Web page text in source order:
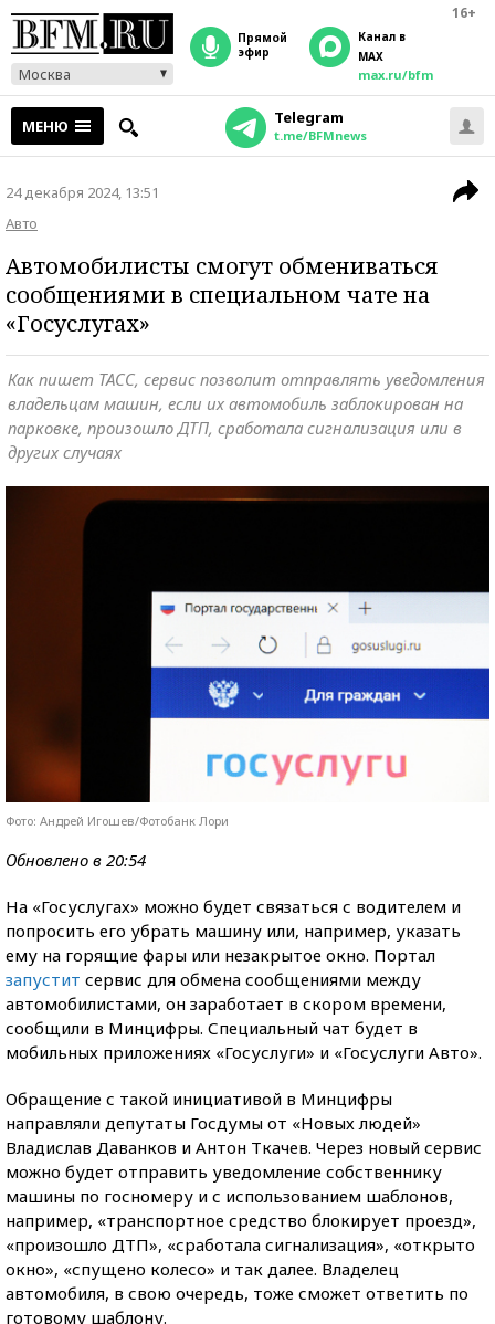
16+
Москва
прямой
эфир
Канал в
MAX
max.ru/bfm
МЕНЮ Telegram
t.me/BFMnews
24 декабря 2024, 13:51
Авто
Автомобилисты смогут обмениваться
сообщениями в специальном чате на
«Госуслугах»
Как пишет ТАСС, сервис позволит отправлять уведомления
владельцам машин, если их автомобиль заблокирован на
парковке, произошло ДТП, сработала сигнализация или в
других случаях
Фото: Андрей Игошев/Фотобанк Лори
Обновлено в 20:54
На «Госуслугах» можно будет связаться с водителем и
попросить его убрать машину или, например, указать
ему на горящие фары или незакрытое окно. Портал
запустит сервис для обмена сообщениями между
автомобилистами, он заработает в скором времени,
сообщили в Минцифры. Специальный чат будет в
мобильных приложениях «Госуслуги» и «Госуслуги Авто».
Обращение с такой инициативой в Минцифры
направляли депутаты Госдумы от «Новых людей»
Владислав Даванков и Антон Ткачев. Через новый сервис
можно будет отправить уведомление собственнику
машины по госномеру и с использованием шаблонов,
например, «транспортное средство блокирует проезд»,
«произошло ДТП», «сработала сигнализация», «открыто
окно», «спущено колесо» и так далее. Владелец
автомобиля, в свою очередь, тоже сможет ответить по
готовому шаблону.